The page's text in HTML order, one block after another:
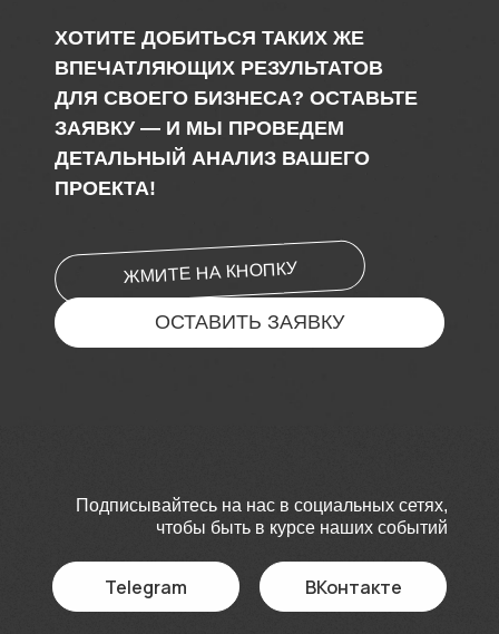
ХОТИТЕ ДОБИТЬСЯ ТАКИХ ЖЕ
ВПЕЧАТЛЯЮЩИХ РЕЗУЛЬТАТОВ
ДЛЯ СВОЕГО БИЗНЕСА? ОСТАВЬТЕ
ЗАЯВКУ — И МЫ ПРОВЕДЕМ
ДЕТАЛЬНЫЙ АНАЛИЗ ВАШЕГО
ПРОЕКТА!
ОСТАВИТЬ ЗАЯВКУ
ЖМИТЕ НА КНОПКУ
ВКонтакте
Подписывайтесь на нас в социальных сетях,
чтобы быть в курсе наших событий
Telegram